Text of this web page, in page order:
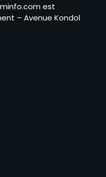
deux
formation pour
critiques autour
est
– Avenue Kondol